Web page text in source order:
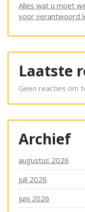
Alles wat u moet
voor verantwoord
Laatste
Geen reacties om
Archief
augustus 2026
juli 2026
juni 2026